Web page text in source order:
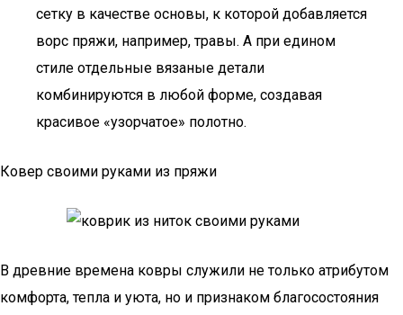
сетку в качестве основы, к которой добавляется
ворс пряжи, например, травы. А при едином
стиле отдельные вязаные детали
комбинируются в любой форме, создавая
красивое «узорчатое» полотно.
Ковер своими руками из пряжи
В древние времена ковры служили не только атрибутом
комфорта, тепла и уюта, но и признаком благосостояния